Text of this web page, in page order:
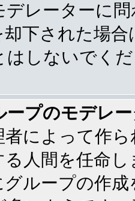
デレーターに
下された場
はしないでく
ープのモデレ
者によって作
る人間を任命
ループの作